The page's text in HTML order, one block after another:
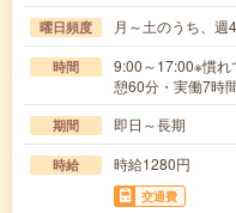
曜日頻度 月～土のうち、週
時間
9:00～17:00※慣れ
憩60分・実働7時
期間 即日～長期
時給 時給1280円
交通費